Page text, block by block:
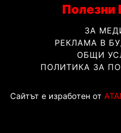
Полезни
ЗА
РЕКЛАМА В
ОБЩИ
ПОЛИТИКА ЗА
Сайтът е изработен от